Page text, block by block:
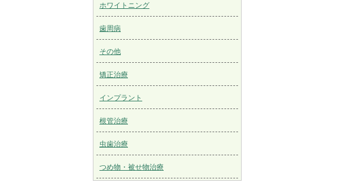
ホワイトニング
歯周病
その他
矯正治療
インプラント
根管治療
虫歯治療
つめ物・被せ物治療